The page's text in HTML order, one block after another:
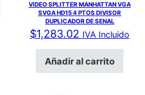
VIDEO SPLITTER MANHATTAN VGA
SVGA HD15 4 PTOS DIVISOR
DUPLICADOR DE SENAL
$1,283.02 IVA Incluido
Añadir al carrito